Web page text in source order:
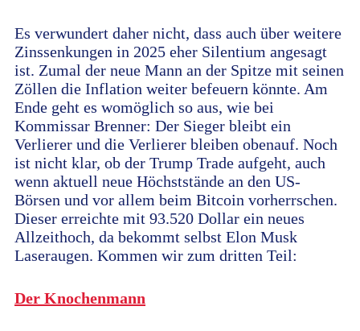
Es verwundert daher nicht, dass auch über weitere
Zinssenkungen in 2025 eher Silentium angesagt
ist. Zumal der neue Mann an der Spitze mit seinen
Zöllen die Inflation weiter befeuern könnte. Am
Ende geht es womöglich so aus, wie bei
Kommissar Brenner: Der Sieger bleibt ein
Verlierer und die Verlierer bleiben obenauf. Noch
ist nicht klar, ob der Trump Trade aufgeht, auch
wenn aktuell neue Höchststände an den US-
Börsen und vor allem beim Bitcoin vorherrschen.
Dieser erreichte mit 93.520 Dollar ein neues
Allzeithoch, da bekommt selbst Elon Musk
Laseraugen. Kommen wir zum dritten Teil:
Der Knochenmann